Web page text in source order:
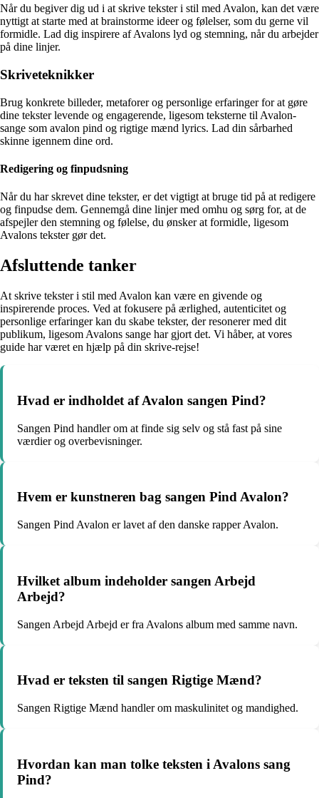
Når du begiver dig ud i at skrive tekster i stil med Avalon, kan det være
nyttigt at starte med at brainstorme ideer og følelser, som du gerne vil
formidle. Lad dig inspirere af Avalons lyd og stemning, når du arbejder
på dine linjer.
Skriveteknikker
Brug konkrete billeder, metaforer og personlige erfaringer for at gøre
dine tekster levende og engagerende, ligesom teksterne til Avalon-
sange som avalon pind og rigtige mænd lyrics. Lad din sårbarhed
skinne igennem dine ord.
Redigering og finpudsning
Når du har skrevet dine tekster, er det vigtigt at bruge tid på at redigere
og finpudse dem. Gennemgå dine linjer med omhu og sørg for, at de
afspejler den stemning og følelse, du ønsker at formidle, ligesom
Avalons tekster gør det.
Afsluttende tanker
At skrive tekster i stil med Avalon kan være en givende og
inspirerende proces. Ved at fokusere på ærlighed, autenticitet og
personlige erfaringer kan du skabe tekster, der resonerer med dit
publikum, ligesom Avalons sange har gjort det. Vi håber, at vores
guide har været en hjælp på din skrive-rejse!
Hvad er indholdet af Avalon sangen Pind?
Sangen Pind handler om at finde sig selv og stå fast på sine
værdier og overbevisninger.
Hvem er kunstneren bag sangen Pind Avalon?
Sangen Pind Avalon er lavet af den danske rapper Avalon.
Hvilket album indeholder sangen Arbejd
Arbejd?
Sangen Arbejd Arbejd er fra Avalons album med samme navn.
Hvad er teksten til sangen Rigtige Mænd?
Sangen Rigtige Mænd handler om maskulinitet og mandighed.
Hvordan kan man tolke teksten i Avalons sang
Pind?